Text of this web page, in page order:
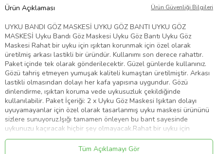
Ürün Açıklaması Ürün Güvenliği Bilgileri
UYKU BANDI GÖZ MASKESİ UYKU GÖZ BANTI UYKU GÖZ
MASKESİ Uyku Bandı Göz Maskesi Uyku Göz Bantı Uyku Göz
Maskesi Rahat bir uyku için ışıktan korunmak için özel olarak
üretilmiş arkası lastikli bir üründür. Kullanımı son derece rahattır.
Paket içinde tek olarak gönderilecektir. Güzel günlerde kullanınız.
Gözü tahriş etmeyen yumuşak kaliteli kumaştan üretilmiştir. Arkası
lastikli olmasından dolayı her kafa yapısına uygundur. Gözü
dinlendirme, ışıktan koruma vede uykusuzluk çekildiğinde
kullanılabilir. Paket İçeriği: 2 x Uyku Göz Maskesi Işıktan dolayı
uyuyamayanlar için özel olarak tasarlanmış uyku maskesi ürününü
sizlere sunuyoruz.Işığı tamamen önleyen bu bant sayesinde
uykunuzu kaçıracak hiçbir şey olmayacak.Rahat bir uyku için
birebirdir.Arka kısmındaki lastik sayesinde göz üzerinde baskı
yapmaz ve yumuşak bir dokuya sahiptir.
Tüm Açıklamayı Gör